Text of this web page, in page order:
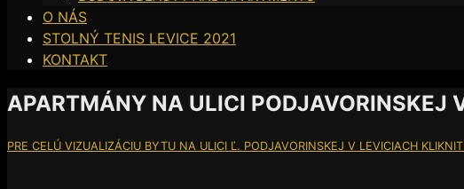
O NÁS
STOLNÝ TENIS LEVICE 2021
KONTAKT
APARTMÁNY NA ULICI PODJAVORINSKEJ
PRE CELÚ VIZUALIZÁCIU BYTU NA ULICI Ľ. PODJAVORINSKEJ V LEVICIACH